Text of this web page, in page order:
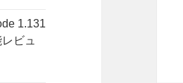
1.131
ビュ